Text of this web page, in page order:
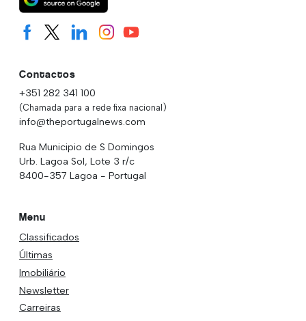
Contactos
+351 282 341 100
(Chamada para a rede fixa nacional)
info@theportugalnews.com
Rua Municipio de S Domingos
Urb. Lagoa Sol, Lote 3 r/c
8400-357 Lagoa - Portugal
Menu
Classificados
Últimas
Imobiliário
Newsletter
Carreiras